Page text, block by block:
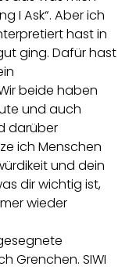
I Ask“. Aber ich
hast in
ging. Dafür hast
beide haben
und auch
darüber
ich Menschen
und dein
dir wichtig ist,
wieder
Grenchen. SIWI